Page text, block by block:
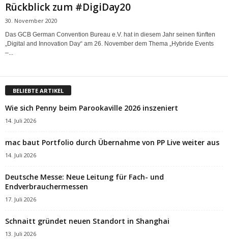
Rückblick zum #DigiDay20
30. November 2020
Das GCB German Convention Bureau e.V. hat in diesem Jahr seinen fünften
„Digital and Innovation Day“ am 26. November dem Thema „Hybride Events
–...
BELIEBTE ARTIKEL
Wie sich Penny beim Parookaville 2026 inszeniert
14. Juli 2026
mac baut Portfolio durch Übernahme von PP Live weiter aus
14. Juli 2026
Deutsche Messe: Neue Leitung für Fach- und
Endverbrauchermessen
17. Juli 2026
Schnaitt gründet neuen Standort in Shanghai
13. Juli 2026